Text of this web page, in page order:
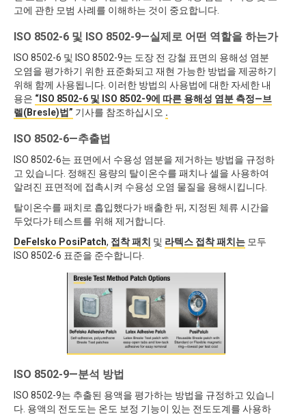
고에 관한 모범 사례를 이해하는 것이 중요합니다.
ISO 8502-6 및 ISO 8502-9—실제로 어떤 역할을 하는가
ISO 8502-6 및 ISO 8502-9는 도장 전 강철 표면의 용해성 염분
오염을 평가하기 위한 표준화되고 재현 가능한 방법을 제공하기
위해 함께 사용됩니다. 이러한 방법의 사용법에 대한 자세한 내
용은 “ISO 8502-6 및 ISO 8502-9에 따른 용해성 염분 측정—브
렐(Bresle)법” 기사를 참조하십시오 .
ISO 8502-6—추출법
ISO 8502-6는 표면에서 수용성 염분을 제거하는 방법을 규정하
고 있습니다. 정해진 용량의 탈이온수를 패치나 셀을 사용하여
알려진 표면적에 접촉시켜 수용성 오염 물질을 용해시킵니다.
탈이온수를 패치로 흡입했다가 배출한 뒤, 지정된 체류 시간을
두었다가 테스트를 위해 제거합니다.
DeFelsko PosiPatch, 접착 패치 및 라텍스 접착 패치는 모두
ISO 8502-6 표준을 준수합니다.
ISO 8502-9—분석 방법
ISO 8502-9는 추출된 용액을 평가하는 방법을 규정하고 있습니
다. 용액의 전도도는 온도 보정 기능이 있는 전도도계를 사용하